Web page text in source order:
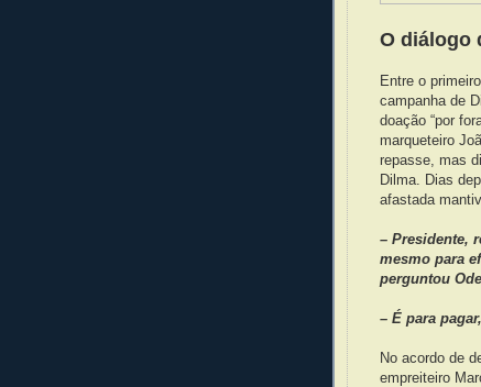
O diálogo
Entre o
campanha de
doação “por
marqueteiro
repasse, mas
Dilma. Dias
afastada
– Presidente,
mesmo para
perguntou
– É para
No acordo de
empreiteiro